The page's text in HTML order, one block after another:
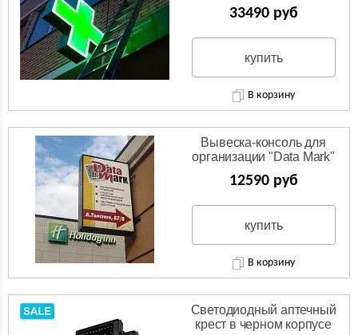
33490 руб
купить
В корзину
Вывеска-консоль для
организации "Data Mark"
12590 руб
купить
В корзину
Светодиодный аптечный
крест в черном корпусе